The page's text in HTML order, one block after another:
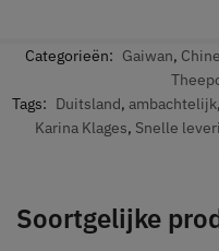
Categorieën: Gaiwan,
Tags: Duitsland, ambachtelijk,
Karina Klages, Snelle
Soortgelijke